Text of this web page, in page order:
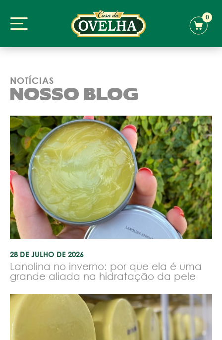
0
NOTÍCIAS
NOSSO BLOG
28 DE JULHO DE 2026
Lanolina no inverno: por que ela é uma
grande aliada na hidratação da pele